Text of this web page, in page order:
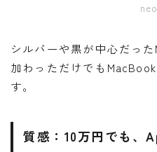
シルバーや黒が中心だっ
加わっただけでも
す。
質感：10万円でも、